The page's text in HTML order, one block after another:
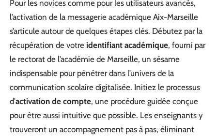
Pour les novices comme pour les utilisateurs avancés,
l’activation de la messagerie académique Aix-Marseille
s’articule autour de quelques étapes clés. Débutez par la
récupération de votre identifiant académique, fourni par
le rectorat de l’académie de Marseille, un sésame
indispensable pour pénétrer dans l’univers de la
communication scolaire digitalisée. Initiez le processus
d’activation de compte, une procédure guidée conçue
pour être aussi intuitive que possible. Les enseignants y
trouveront un accompagnement pas à pas, éliminant